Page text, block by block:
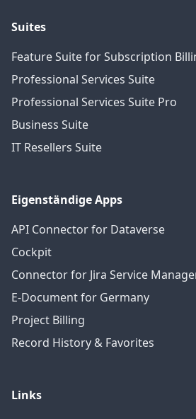
Suites
Feature Suite for Subscription
Professional Services Suite
Professional Services Suite Pro
Business Suite
IT Resellers Suite
Eigenständige Apps
API Connector for Dataverse
Cockpit
Connector for Jira Service
E-Document for Germany
Project Billing
Record History & Favorites
Links